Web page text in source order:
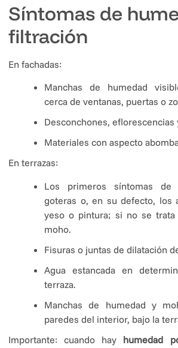
Síntomas de
filtración
En fachadas:
Manchas de humedad
cerca de ventanas, puertas o
Desconchones, eflorescencias
Materiales con aspecto
En terrazas:
Los primeros síntomas
goteras o, en su defecto, los
yeso o pintura; si no se trata
moho.
Fisuras o juntas de dilatación
Agua estancada en
terraza.
Manchas de humedad y
paredes del interior, bajo la
Importante: cuando hay humedad